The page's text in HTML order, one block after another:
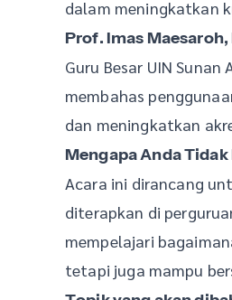
dalam meningkatkan
Prof. Imas
Guru Besar UIN
membahas
dan meningkatkan
Mengapa Anda
Acara ini dirancang
diterapkan di
mempelajari
tetapi juga mampu